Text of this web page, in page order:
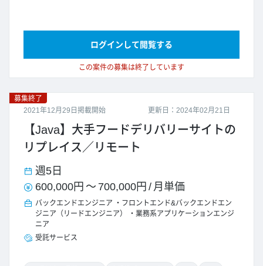
この案件の募集は終了しています
ログインして閲覧する
更新日：2024年02月21日
募集終了
2021年12月29日掲載開始
【Java】大手フードデリバリーサイトの
リプレイス／リモート
週5日
600,000円 ～ 700,000円 / 月単価
バックエンドエンジニア
フロントエンド&バックエンドエン
ジニア（リードエンジニア）
業務系アプリケーションエンジ
ニア
受託サービス